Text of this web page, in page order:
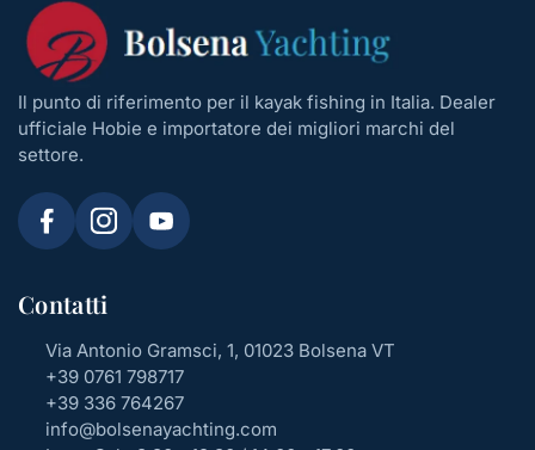
Il punto di riferimento per il kayak fishing in Italia. Dealer
ufficiale Hobie e importatore dei migliori marchi del
settore.
Contatti
Via Antonio Gramsci, 1, 01023 Bolsena VT
+39 0761 798717
+39 336 764267
info@bolsenayachting.com